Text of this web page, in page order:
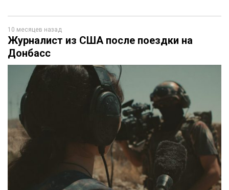
10 месяцев назад
Журналист из США после поездки на
Донбасс